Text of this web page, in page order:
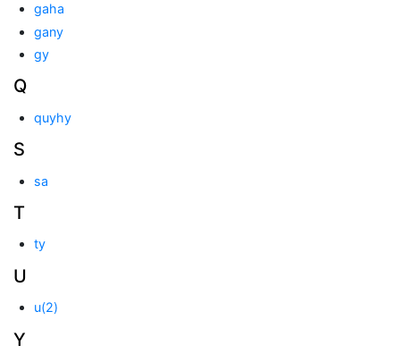
gaha
gany
gy
Q
quyhy
S
sa
T
ty
U
u(2)
Y